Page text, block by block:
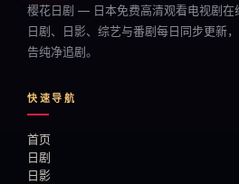
樱花日剧 — 日本免费高清观看电视剧在
日剧、日影、综艺与番剧每日同步更新
告纯净追剧。
快速导航
首页
日剧
日影